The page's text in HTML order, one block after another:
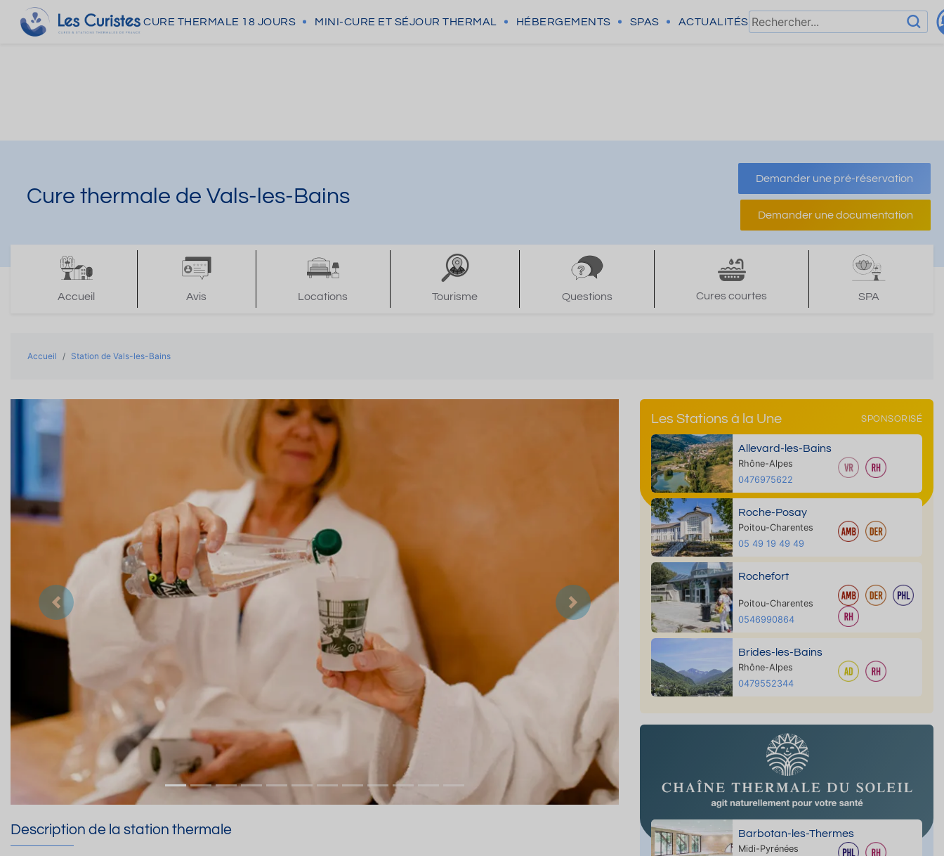
CURE THERMALE 18 JOURS MINI-CURE ET SÉJOUR THERMAL HÉBERGEMENTS SPAS ACTUALITÉS
Cure thermale de Vals-les-Bains
Demander une pré-réservation
Demander une documentation
Accueil Avis Locations Tourisme Questions Cures courtes SPA
Accueil Station de Vals-les-Bains
Précedent Suivant
Description de la station thermale
Les Stations à la Une SPONSORISÉ
Allevard-les-Bains
Rhône-Alpes
0476975622
Roche-Posay
Poitou-Charentes
05 49 19 49 49
Rochefort
Poitou-Charentes
0546990864
Brides-les-Bains
Rhône-Alpes
0479552344
Barbotan-les-Thermes
Midi-Pyrénées